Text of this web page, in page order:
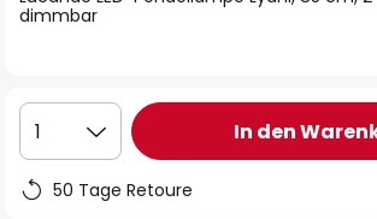
dimmbar
1 In den
50 Tage Retoure